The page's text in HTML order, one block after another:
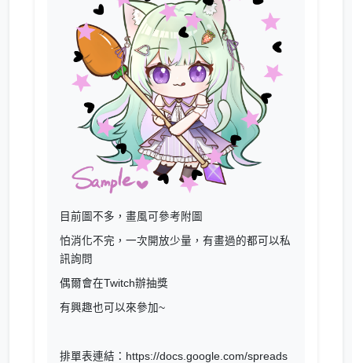
目前圖不多，畫風可參考附圖
怕消化不完，一次開放少量，有畫過的都可以私
訊詢問
偶爾會在Twitch辦抽獎
有興趣也可以來參加~
排單表連結：https://docs.google.com/spreads